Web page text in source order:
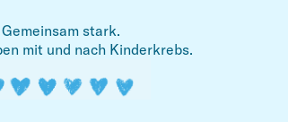
Gemeinsam stark.
mit und nach Kinderkrebs.